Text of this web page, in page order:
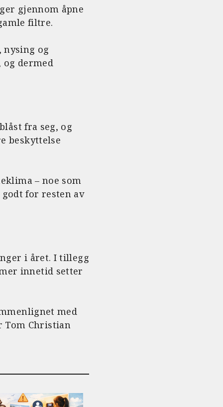
gjennom åpne
filtre.
nysing og
og dermed
fra seg, og
beskyttelse
– noe som
for resten av
i året. I tillegg
innetid setter
med
Tom Christian